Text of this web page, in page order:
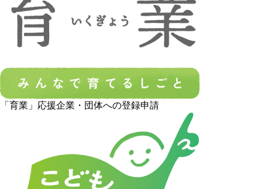
「育業」応援企業・団体への登録申請